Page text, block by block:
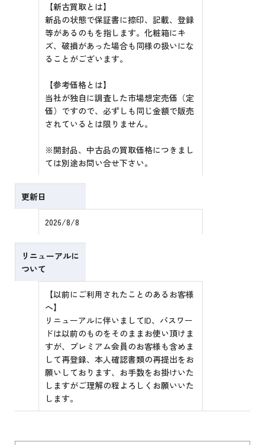
【新古買取とは】
新品の状態で保証書に捺印、記載、登録
等があるのもを指します。化粧箱にキ
ズ、破損があった場合も同様の扱いにな
ることがございます。
【参考価格とは】
当社が独自に調査した市場想定売価（定
価）ですので、必ずしも同じ金額で販売
されているとは限りません。
※開封品、中古品の買取価格につきまし
ては別途お問い合せ下さい。
更新日
2026/8/8
リニューアルに
ついて
【以前にご利用されたことのあるお客様
へ】
リニューアルに伴いましてID、パスワー
ドは以前のものをそのままお使い頂けま
すが、プレミアム会員のお客様も含めま
して再登録、本人確認書類の再提出をお
願いしております、お手数をお掛けいた
しますがご理解の程よろしくお願いいた
します。